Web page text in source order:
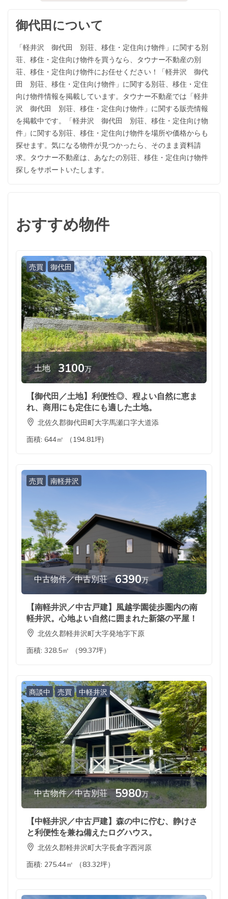
御代田について
「軽井沢 御代田 別荘、移住・定住向け物件」に関する別
荘、移住・定住向け物件を買うなら、タウナー不動産の別
荘、移住・定住向け物件にお任せください！「軽井沢 御代
田 別荘、移住・定住向け物件」に関する別荘、移住・定住
向け物件情報を掲載しています。タウナー不動産では「軽井
沢 御代田 別荘、移住・定住向け物件」に関する販売情報
を掲載中です。「軽井沢 御代田 別荘、移住・定住向け物
件」に関する別荘、移住・定住向け物件を場所や価格からも
探せます。気になる物件が見つかったら、そのまま資料請
求。タウナー不動産は、あなたの別荘、移住・定住向け物件
探しをサポートいたします。
おすすめ物件
売買 御代田
土地 3100万
【御代田／土地】利便性◎、程よい自然に恵ま
れ、商用にも定住にも適した土地。
北佐久郡御代田町大字馬瀬口字大道添
面積: 644㎡ （194.81坪)
売買 南軽井沢
中古物件／中古別荘 6390万
【南軽井沢／中古戸建】風越学園徒歩圏内の南
軽井沢。心地よい自然に囲まれた新築の平屋！
北佐久郡軽井沢町大字発地字下原
面積: 328.5㎡ （99.37坪）
商談中 売買 中軽井沢
中古物件／中古別荘 5980万
【中軽井沢／中古戸建】森の中に佇む、静けさ
と利便性を兼ね備えたログハウス。
北佐久郡軽井沢町大字長倉字西河原
面積: 275.44㎡ （83.32坪）